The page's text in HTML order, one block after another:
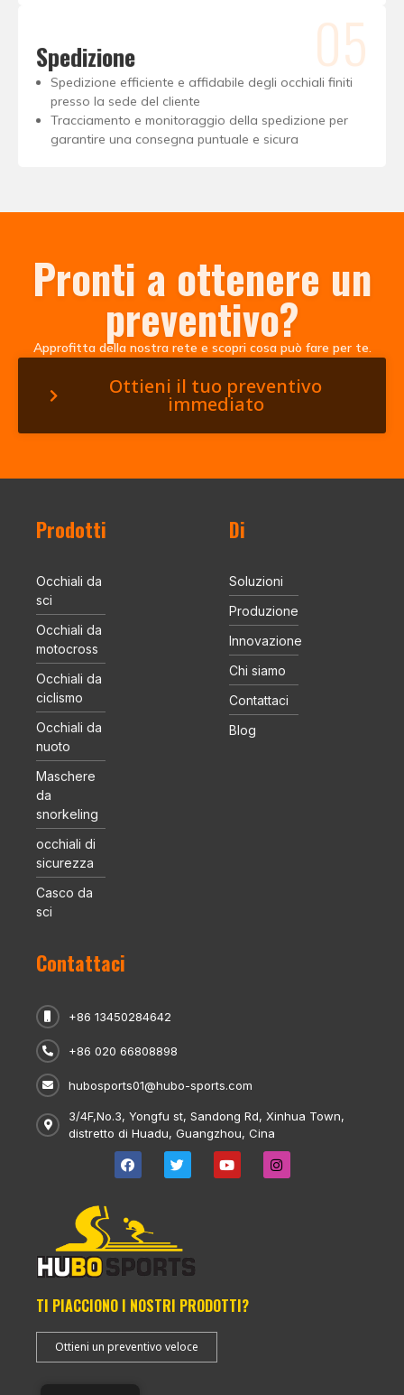
05
Spedizione
Spedizione efficiente e affidabile degli occhiali finiti
presso la sede del cliente
Tracciamento e monitoraggio della spedizione per
garantire una consegna puntuale e sicura
Pronti a ottenere un
preventivo?
Approfitta della nostra rete e scopri cosa può fare per te.
Ottieni il tuo preventivo
immediato
Prodotti
Occhiali da
sci
Occhiali da
motocross
Occhiali da
ciclismo
Occhiali da
nuoto
Maschere
da
snorkeling
occhiali di
sicurezza
Casco da
sci
Di
Soluzioni
Produzione
Innovazione
Chi siamo
Contattaci
Blog
Contattaci
+86 13450284642
+86 020 66808898
hubosports01@hubo-sports.com
3/4F,No.3, Yongfu st, Sandong Rd, Xinhua Town,
distretto di Huadu, Guangzhou, Cina
TI PIACCIONO I NOSTRI PRODOTTI?
Ottieni un preventivo veloce